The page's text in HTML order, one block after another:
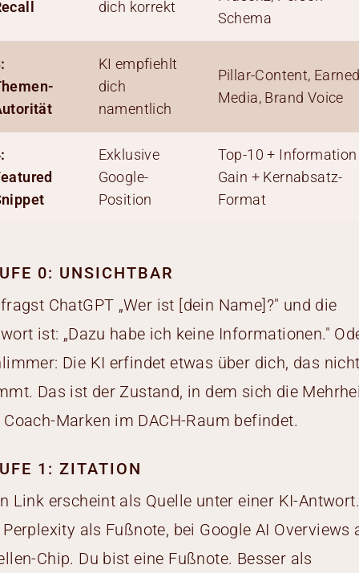
dich korrekt
Schema
KI empfiehlt
dich
namentlich
Pillar-Content,
Media, Brand Voice
Exklusive
Google-
Position
Top-10 + Information
Gain + Kernabsatz-
Format
0: UNSICHTBAR
ChatGPT „Wer ist [dein Name]?" und die
ist: „Dazu habe ich keine Informationen."
Die KI erfindet etwas über dich, das
Das ist der Zustand, in dem sich die
Coach-Marken im DACH-Raum befindet.
1: ZITATION
Link erscheint als Quelle unter einer KI-
Perplexity als Fußnote, bei Google AI Overviews
Chip. Du bist eine Fußnote. Besser als